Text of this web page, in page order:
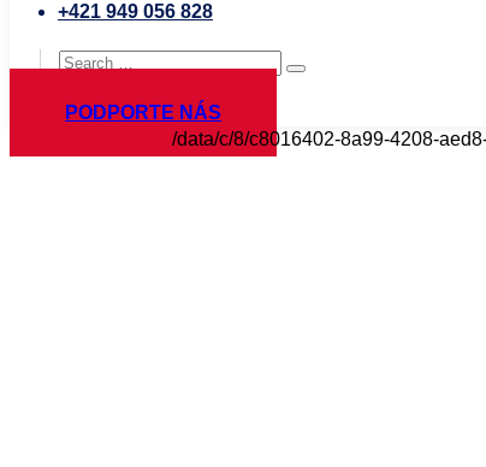
+421 949 056 828
PODPORTE NÁS
/data/c/8/c8016402-8a99-4208-